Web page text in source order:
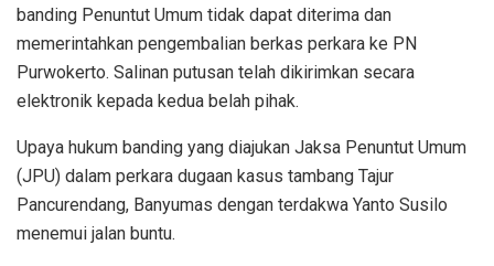
banding Penuntut Umum tidak dapat diterima dan
memerintahkan pengembalian berkas perkara ke PN
Purwokerto. Salinan putusan telah dikirimkan secara
elektronik kepada kedua belah pihak.
Upaya hukum banding yang diajukan Jaksa Penuntut Umum
(JPU) dalam perkara dugaan kasus tambang Tajur
Pancurendang, Banyumas dengan terdakwa Yanto Susilo
menemui jalan buntu.